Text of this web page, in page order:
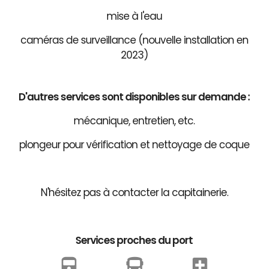
mise à l'eau
caméras de surveillance (nouvelle installation en
2023)
D'autres services sont disponibles sur demande :
mécanique, entretien, etc.
plongeur pour vérification et nettoyage de coque
N'hésitez pas à contacter la capitainerie.
Services proches du port